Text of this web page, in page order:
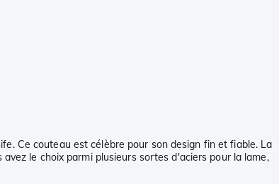
Ce couteau est célèbre pour son design fin et fiable. La
le choix parmi plusieurs sortes d'aciers pour la lame,